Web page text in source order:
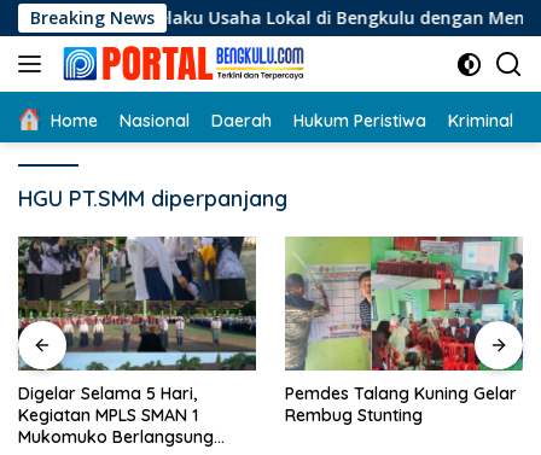
Langsung
ke
konten
Breaking News
Pelaku Usaha Lokal di Bengkulu dengan Meningkatkan
Home Nasional Daerah Hukum Peristiwa Kriminal
HGU PT.SMM diperpanjang
Digelar Selama 5 Hari,
Kegiatan MPLS SMAN 1
Mukomuko Berlangsung
Pemdes Talang Kuning Gelar
Rembug Stunting